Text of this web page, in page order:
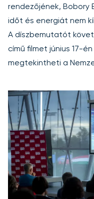
rendezőjének, Bobory
időt és energiát nem
A díszbemutatót
című filmet június 17-
megtekintheti a